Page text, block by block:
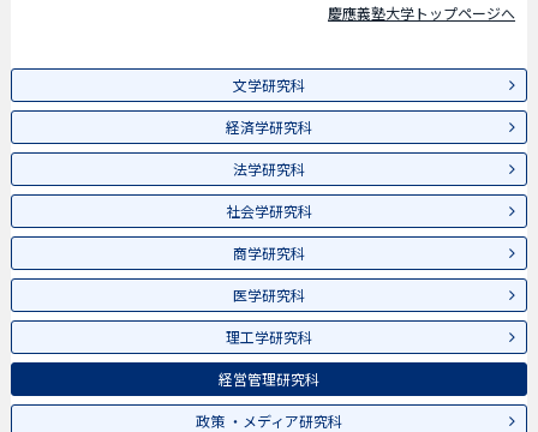
慶應義塾大学トップページへ
文学研究科
経済学研究科
法学研究科
社会学研究科
商学研究科
医学研究科
理工学研究科
経営管理研究科
政策 ・メディア研究科